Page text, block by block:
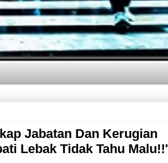
Jabatan Dan Kerugian
Lebak Tidak Tahu Malu!!'